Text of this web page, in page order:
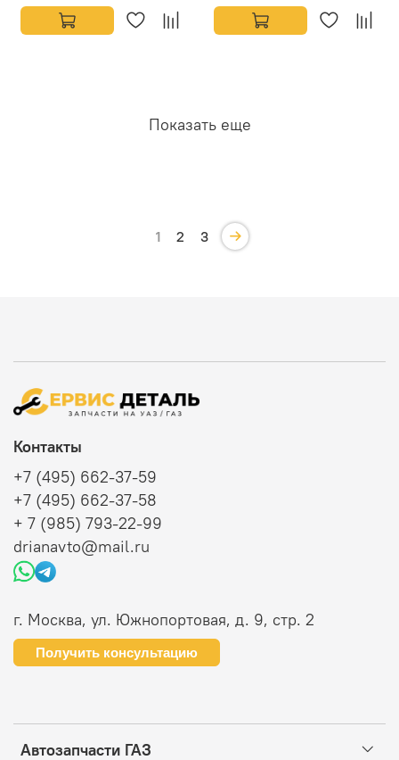
Показать еще
1 2 3
Автозапчасти ГАЗ
Контакты
+7 (495) 662-37-59
+7 (495) 662-37-58
+ 7 (985) 793-22-99
drianavto@mail.ru
г. Москва, ул. Южнопортовая, д. 9, стр. 2
Получить консультацию